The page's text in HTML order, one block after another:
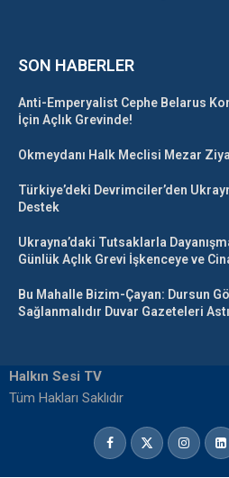
SON HABERLER
Anti-Emperyalist Cephe Belarus
İçin Açlık Grevinde!
Okmeydanı Halk Meclisi Mezar
Türkiye’deki Devrimciler’den
Destek
Ukrayna’daki Tutsaklarla
Günlük Açlık Grevi İşkenceye ve
Bu Mahalle Bizim-Çayan: Dursun
Sağlanmalıdır Duvar Gazeteleri Astı
Halkın Sesi TV
Tüm Hakları Saklıdır